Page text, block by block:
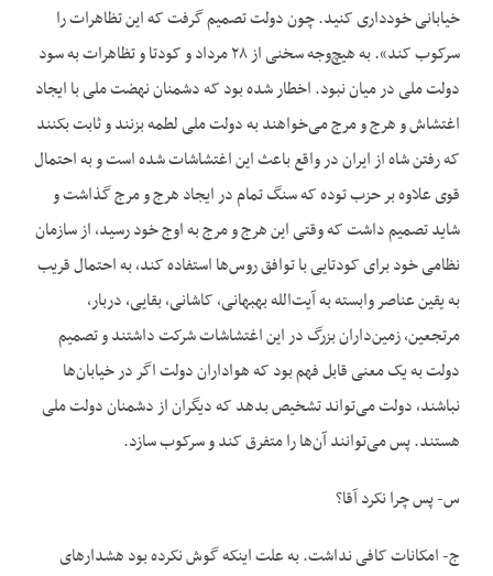
خیابانی خودداری کنید. چون دولت تصمیم گرفت که این تظاهرات را
سرکوب کند». به هیچ‌وجه سخنی از ۲۸ مرداد و کودتا و تظاهرات به سود
دولت ملی در میان نبود. اخطار شده بود که دشمنان نهضت ملی با ایجاد
اغتشاش و هرج و مرج می‌خواهند به دولت ملی لطمه بزنند و ثابت بکنند
که رفتن شاه از ایران در واقع باعث این اغتشاشات شده است و به احتمال
قوی علاوه بر حزب توده که سنگ تمام در ایجاد هرج و مرج گذاشت و
شاید تصمیم داشت که وقتی این هرج و مرج به اوج خود رسید، از سازمان
نظامی خود برای کودتایی با توافق روس‌ها استفاده کند، به احتمال قریب
به یقین عناصر وابسته به آیت‌الله بهبهانی، کاشانی، بقایی، دربار،
مرتجعین، زمین‌داران بزرگ در این اغتشاشات شرکت داشتند و تصمیم
دولت به یک معنی قابل فهم بود که هواداران دولت اگر در خیابان‌ها
نباشند، دولت می‌تواند تشخیص بدهد که دیگران از دشمنان دولت ملی
هستند. پس می‌توانند آن‌ها را متفرق کند و سرکوب سازد.
س- پس چرا نکرد آقا؟
ج- امکانات کافی نداشت. به علت اینکه گوش نکرده بود هشدارهای